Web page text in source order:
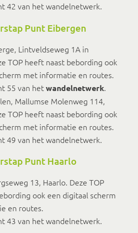
42 van het wandelnetwerk.
Punt Eibergen
Lintveldseweg 1A in
TOP heeft naast bebording ook
met informatie en routes.
55 van hetwandelnetwerk.
Mallumse Molenweg 114,
TOP heeft naast bebording ook
met informatie en routes.
49 van het wandelnetwerk.
Punt Haarlo
13, Haarlo. Deze TOP
ook een digitaal scherm
en routes.
43 van het wandelnetwerk.